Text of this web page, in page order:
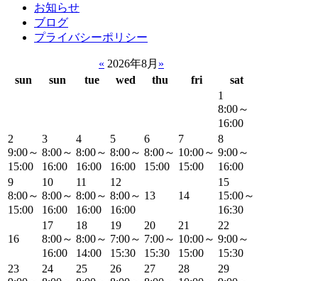
お知らせ
ブログ
プライバシーポリシー
« 2026年8月 »
sun
sun tue wed thu fri
sat
1
8:00～
16:00
2
9:00～
15:00
3
8:00～
16:00
4
8:00～
16:00
5
8:00～
16:00
6
8:00～
15:00
7
10:00～
15:00
8
9:00～
16:00
9
8:00～
15:00
10
8:00～
16:00
11
8:00～
16:00
12
8:00～
16:00
13 14
15
15:00～
16:30
16
17
8:00～
16:00
18
8:00～
14:00
19
7:00～
15:30
20
7:00～
15:30
21
10:00～
15:00
22
9:00～
15:30
23
24
25
26
27
28
29